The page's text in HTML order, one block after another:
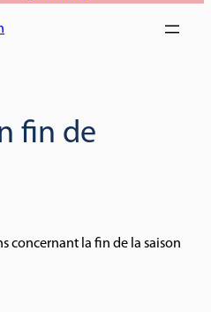
fin de
concernant la fin de la saison